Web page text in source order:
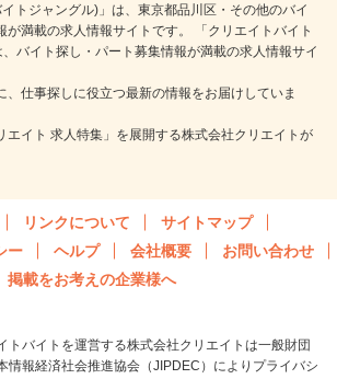
イトジャングル)」は、東京都品川区・その他のバイ
が満載の求人情報サイトです。 「クリエイトバイト
バイト探し・パート募集情報が満載の求人情報サイ
、仕事探しに役立つ最新の情報をお届けしていま
エイト 求人特集」を展開する株式会社クリエイトが
リンクについて
サイトマップ
ー
ヘルプ 会社概要
お問い合わせ
掲載をお考えの企業様へ
トバイトを運営する株式会社クリエイトは一般財団
情報経済社会推進協会（JIPDEC）によりプライバシ